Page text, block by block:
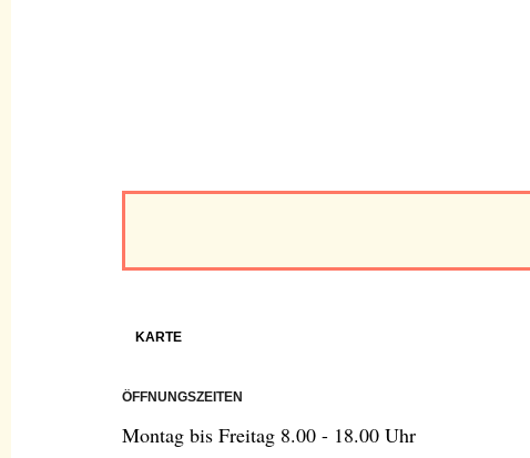
KARTE
ÖFFNUNGSZEITEN
Montag bis Freitag 8.00 - 18.00 Uhr